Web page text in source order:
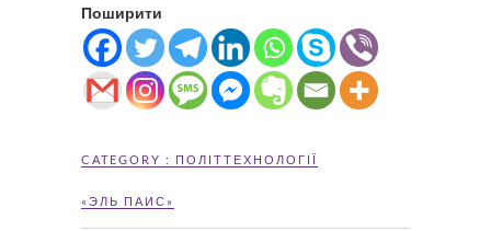
Поширити
CATEGORY : ПОЛІТТЕХНОЛОГІЇ
«ЭЛЬ ПАИС»